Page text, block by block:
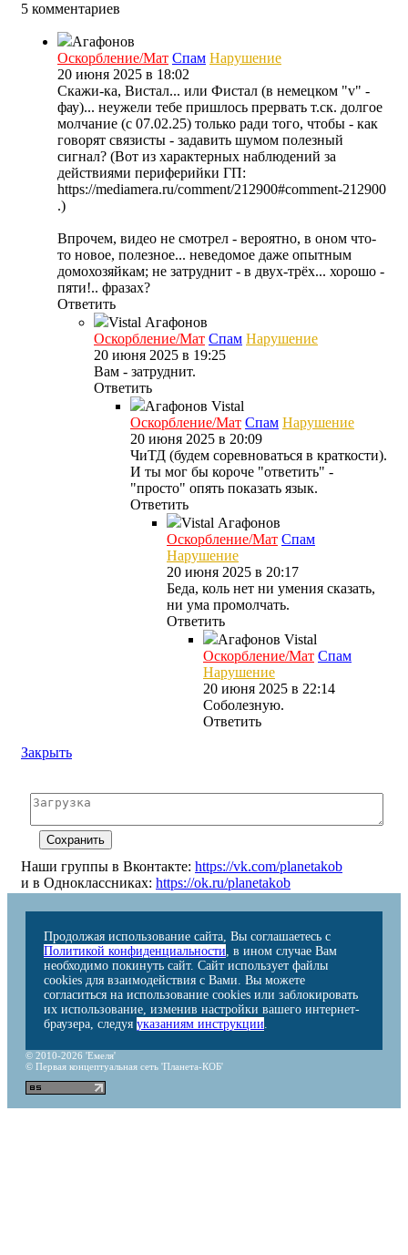
5 комментариев
Агафонов
Оскорбление/Мат Спам Нарушение
20 июня 2025 в 18:02
Скажи-ка, Вистал... или Фистал (в немецком "v" -
фау)... неужели тебе пришлось прервать т.ск. долгое
молчание (с 07.02.25) только ради того, чтобы - как
говорят связисты - задавить шумом полезный
сигнал? (Вот из характерных наблюдений за
действиями периферийки ГП:
https://mediamera.ru/comment/212900#comment-212900
.)
Впрочем, видео не смотрел - вероятно, в оном что-
то новое, полезное... неведомое даже опытным
домохозяйкам; не затруднит - в двух-трёх... хорошо -
пяти!.. фразах?
Ответить
Vistal Агафонов
Оскорбление/Мат Спам Нарушение
20 июня 2025 в 19:25
Вам - затруднит.
Ответить
Агафонов Vistal
Оскорбление/Мат Спам Нарушение
20 июня 2025 в 20:09
ЧиТД (будем соревноваться в краткости).
И ты мог бы короче "ответить" -
"просто" опять показать язык.
Ответить
Vistal Агафонов
Оскорбление/Мат Спам
Нарушение
20 июня 2025 в 20:17
Беда, коль нет ни умения сказать,
ни ума промолчать.
Ответить
Агафонов Vistal
Оскорбление/Мат Спам
Нарушение
20 июня 2025 в 22:14
Соболезную.
Ответить
Закрыть
Наши группы в Вконтакте: https://vk.com/planetakob
и в Одноклассниках: https://ok.ru/planetakob
Продолжая использование сайта, Вы соглашаетесь с
Политикой конфиденциальности, в ином случае Вам
необходимо покинуть сайт. Сайт использует файлы
cookies для взаимодействия с Вами. Вы можете
согласиться на использование cookies или заблокировать
их использование, изменив настройки вашего интернет-
браузера, следуя указаниям инструкции.
© 2010-2026 'Емеля'
© Первая концептуальная сеть 'Планета-КОБ'